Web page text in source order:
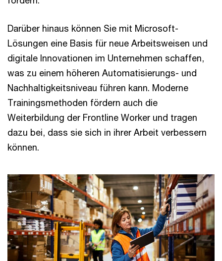
Darüber hinaus können Sie mit Microsoft-
Lösungen eine Basis für neue Arbeitsweisen und
digitale Innovationen im Unternehmen schaffen,
was zu einem höheren Automatisierungs- und
Nachhaltigkeitsniveau führen kann. Moderne
Trainingsmethoden fördern auch die
Weiterbildung der Frontline Worker und tragen
dazu bei, dass sie sich in ihrer Arbeit verbessern
können.